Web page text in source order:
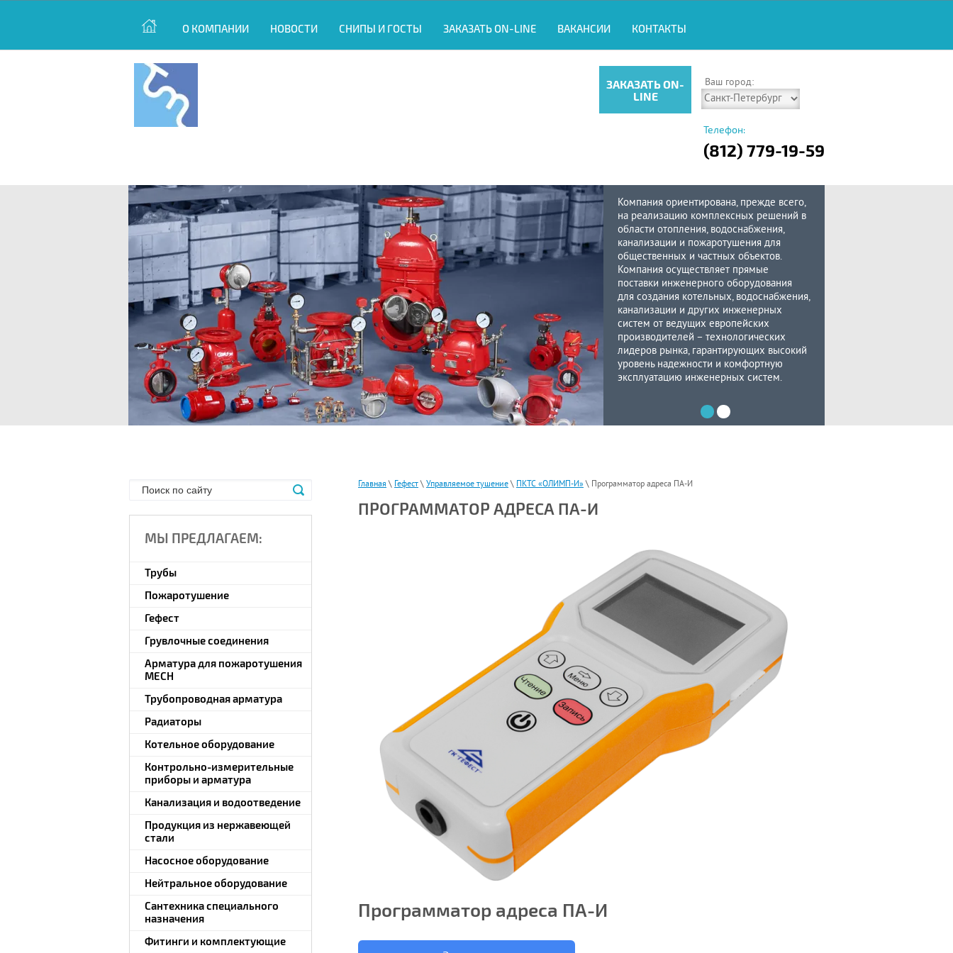
О КОМПАНИИ НОВОСТИ СНИПЫ И ГОСТЫ ЗАКАЗАТЬ ON-LINE ВАКАНСИИ КОНТАКТЫ
Ваш город:
Телефон:
(812) 779-19-59
ЗАКАЗАТЬ ON-
LINE
Компания ориентирована, прежде всего,
на реализацию комплексных решений в
области отопления, водоснабжения,
канализации и пожаротушения для
общественных и частных объектов.
Компания осуществляет прямые
поставки инженерного оборудования
для создания котельных, водоснабжения,
канализации и других инженерных
систем от ведущих европейских
производителей – технологических
лидеров рынка, гарантирующих высокий
уровень надежности и комфортную
эксплуатацию инженерных систем.
Главная \ Гефест \ Управляемое тушение \ ПКТС «ОЛИМП-И» \ Программатор адреса ПА-И
ПРОГРАММАТОР АДРЕСА ПА-И
Программатор адреса ПА-И
МЫ ПРЕДЛАГАЕМ:
Трубы
Пожаротушение
Гефест
Грувлочные соединения
Арматура для пожаротушения
MECH
Трубопроводная арматура
Радиаторы
Котельное оборудование
Контрольно-измерительные
приборы и арматура
Канализация и водоотведение
Продукция из нержавеющей
стали
Насосное оборудование
Нейтральное оборудование
Сантехника специального
назначения
Фитинги и комплектующие